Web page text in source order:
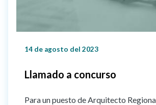
14 de agosto del 2023
Llamado a concurso
Para un puesto de Arquitecto